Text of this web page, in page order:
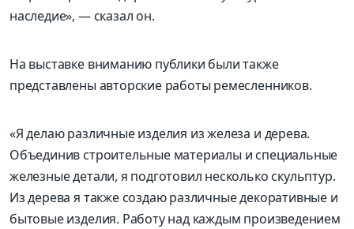
наследие», — сказал он.
На выставке вниманию публики были также
представлены авторские работы ремесленников.
«Я делаю различные изделия из железа и дерева.
Объединив строительные материалы и специальные
железные детали, я подготовил несколько скульптур.
Из дерева я также создаю различные декоративные и
бытовые изделия. Работу над каждым произведением